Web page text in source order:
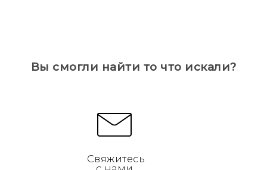
Вы смогли найти то что искали?
Свяжитесь